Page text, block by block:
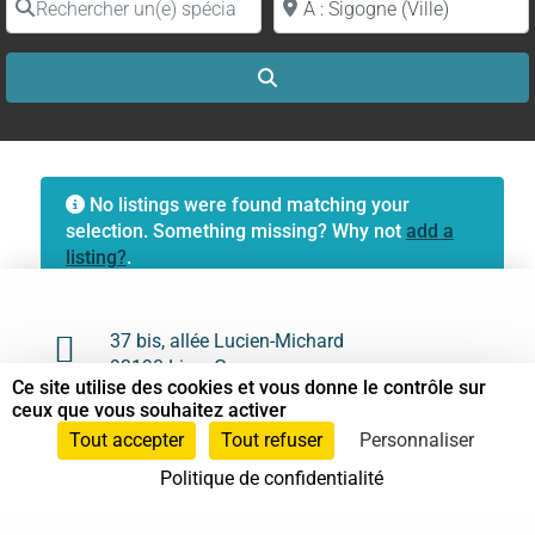
No listings were found matching your
selection. Something missing? Why not add a
listing?.

37 bis, allée Lucien-Michard
93190 Livry-Gargan
 06 61 87 28 09
Nous contacter
Ce site utilise des cookies et vous donne le contrôle sur
ceux que vous souhaitez activer
Tout accepter
Tout refuser
Personnaliser
Politique de confidentialité